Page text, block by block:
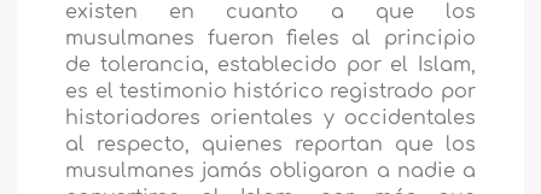
existen en cuanto a que los
musulmanes fueron fieles al principio
de tolerancia, establecido por el Islam,
es el testimonio histórico registrado por
historiadores orientales y occidentales
al respecto, quienes reportan que los
musulmanes jamás obligaron a nadie a